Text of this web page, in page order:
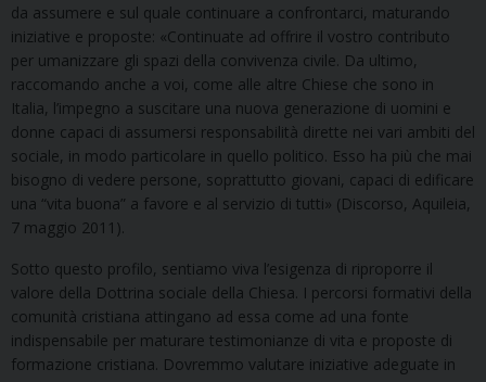
da assumere e sul quale continuare a confrontarci, maturando
iniziative e proposte: «Continuate ad offrire il vostro contributo
per umanizzare gli spazi della convivenza civile. Da ultimo,
raccomando anche a voi, come alle altre Chiese che sono in
Italia, l’impegno a suscitare una nuova generazione di uomini e
donne capaci di assumersi responsabilità dirette nei vari ambiti del
sociale, in modo particolare in quello politico. Esso ha più che mai
bisogno di vedere persone, soprattutto giovani, capaci di edificare
una “vita buona” a favore e al servizio di tutti» (Discorso, Aquileia,
7 maggio 2011).
Sotto questo profilo, sentiamo viva l’esigenza di riproporre il
valore della Dottrina sociale della Chiesa. I percorsi formativi della
comunità cristiana attingano ad essa come ad una fonte
indispensabile per maturare testimonianze di vita e proposte di
formazione cristiana. Dovremmo valutare iniziative adeguate in